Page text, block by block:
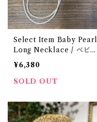
Select Item Baby Pearl
Long Necklace / ベビー
パール ロング ネックレス
¥6,380
SOLD OUT